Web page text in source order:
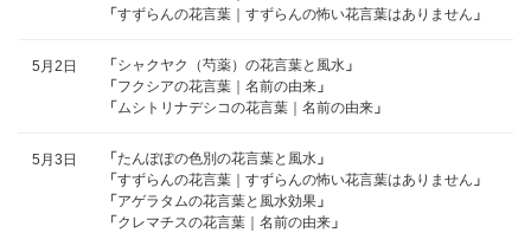
「 すずらんの花言葉｜すずらんの怖い花言葉はありません 」
5月2日 「 シャクヤク（芍薬）の花言葉と風水 」
「 フクシアの花言葉｜名前の由来 」
「 ムシトリナデシコの花言葉｜名前の由来 」
5月3日 「 たんぽぽの色別の花言葉と風水 」
「 すずらんの花言葉｜すずらんの怖い花言葉はありません 」
「 アゲラタムの花言葉と風水効果 」
「 クレマチスの花言葉｜名前の由来 」